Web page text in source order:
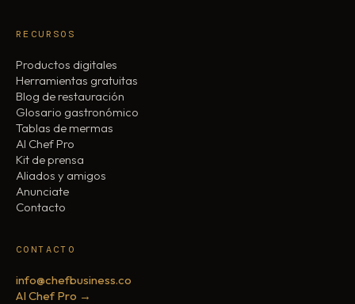
RECURSOS
Productos digitales
Herramientas gratuitas
Blog de restauración
Glosario gastronómico
Tablas de mermas
AI Chef Pro
Kit de prensa
Aliados y amigos
Anunciate
Contacto
CONTACTO
info@chefbusiness.co
AI Chef Pro →